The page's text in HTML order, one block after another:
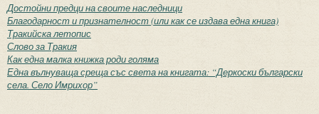
Достойни предци на своите наследници
Благодарност и признателност (или как се издава една книга)
Тракийска летопис
Слово за Тракия
Как една малка книжка роди голяма
Една вълнуваща среща със света на книгата: “Деркоски български
села. Село Имрихор”